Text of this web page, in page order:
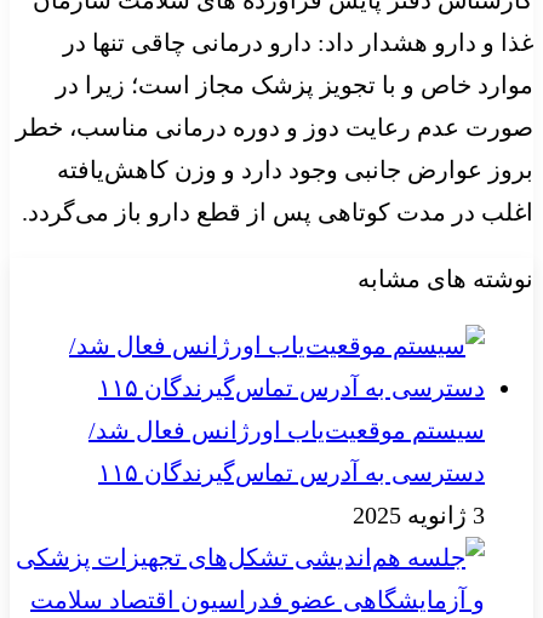
غذا و دارو هشدار داد: دارو درمانی چاقی تنها در
موارد خاص و با تجویز پزشک مجاز است؛ زیرا در
صورت عدم رعایت دوز و دوره درمانی مناسب، خطر
بروز عوارض جانبی وجود دارد و وزن کاهش‌یافته
اغلب در مدت کوتاهی پس از قطع دارو باز می‌گردد.
نوشته های مشابه
سیستم موقعیت‌یاب اورژانس فعال شد/
دسترسی به آدرس تماس‌گیرندگان ۱۱۵
3 ژانویه 2025